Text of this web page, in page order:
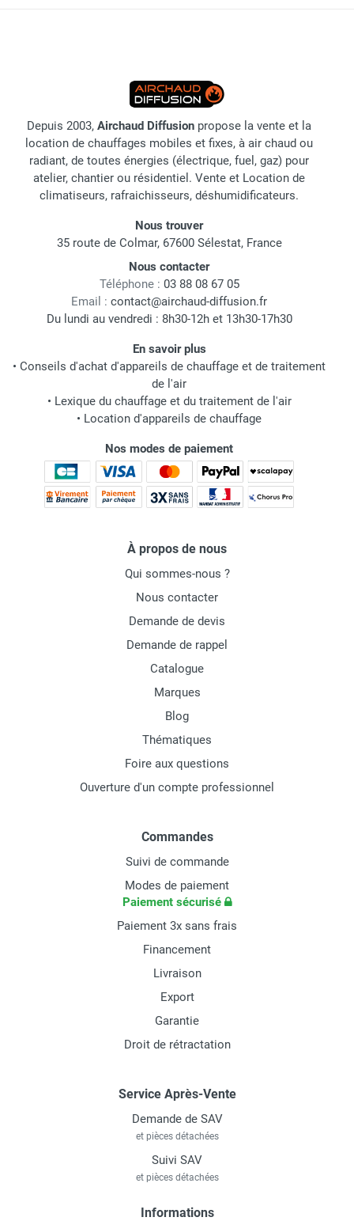
Depuis 2003, Airchaud Diffusion propose la vente et la
location de chauffages mobiles et fixes, à air chaud ou
radiant, de toutes énergies (électrique, fuel, gaz) pour
atelier, chantier ou résidentiel. Vente et Location de
climatiseurs, rafraichisseurs, déshumidificateurs.
Nous trouver
35 route de Colmar, 67600 Sélestat, France
Nous contacter
Téléphone : 03 88 08 67 05
Email : contact@airchaud-diffusion.fr
Du lundi au vendredi : 8h30-12h et 13h30-17h30
En savoir plus
• Conseils d'achat d'appareils de chauffage et de traitement
de l'air
• Lexique du chauffage et du traitement de l'air
• Location d'appareils de chauffage
Nos modes de paiement
À propos de nous
Qui sommes-nous ?
Nous contacter
Demande de devis
Demande de rappel
Catalogue
Marques
Blog
Thématiques
Foire aux questions
Ouverture d'un compte professionnel
Commandes
Suivi de commande
Modes de paiement
Paiement sécurisé
Paiement 3x sans frais
Financement
Livraison
Export
Garantie
Droit de rétractation
Service Après-Vente
Demande de SAV
et pièces détachées
Suivi SAV
et pièces détachées
Informations